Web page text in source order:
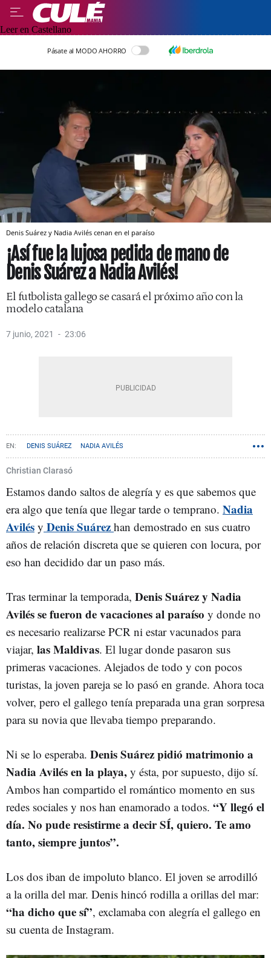
Leer en Castellano
Pásate al MODO AHORRO
Denis Suárez y Nadia Avilés cenan en el paraíso
¡Así fue la lujosa pedida de mano de
Denis Suárez a Nadia Avilés!
El futbolista gallego se casará el próximo año con la
modelo catalana
7 junio, 2021 23:06
DENIS SUÁREZ NADIA AVILÉS
Christian Clarasó
Estamos dando saltos de alegría y es que sabemos que
era algo que tenía que llegar tarde o temprano. Nadia
Avilés y Denis Suárez han demostrado en sus cuatro
años de relación discreta que se quieren con locura, por
eso han decidido dar un paso más.
Tras terminar la temporada, Denis Suárez y Nadia
Avilés se fueron de vacaciones al paraíso y donde no
es necesario realizarse PCR ni estar vacunados para
viajar, las Maldivas. El lugar donde pasaron sus
primeras vacaciones. Alejados de todo y con pocos
turistas, la joven pareja se lo pasó en grande. Ahora toca
volver, pero el gallego tenía preparada una gran sorpresa
para su novia que llevaba tiempo preparando.
Ni se lo esperaba. Denis Suárez pidió matrimonio a
Nadia Avilés en la playa, y ésta, por supuesto, dijo sí.
Ambos han compartido el romántico momento en sus
redes sociales y nos han enamorado a todos. “Y llegó el
día. No pude resistirme a decir SÍ, quiero. Te amo
tanto, siempre juntos”.
Los dos iban de impoluto blanco. El joven se arrodilló
a la orilla del mar. Denis hincó rodilla a orillas del mar:
“ha dicho que sí”, exclamaba con alegría el gallego en
su cuenta de Instagram.